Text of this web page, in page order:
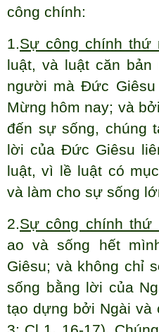
công chính:
1.Sự công chính thứ
luật, và luật căn
người mà Đức
Mừng hôm nay; và
đến sự sống, chúng
lời của Đức Giêsu
luật, vì lề luật có
và làm cho sự sống
2.Sự công chính thứ
ao và sống hết
Giêsu; và không chỉ
sống bằng lời của
tạo dựng bởi Ngài và